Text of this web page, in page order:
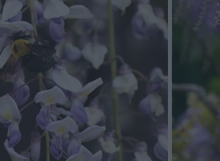
o czynności pielęgnacyjne.
porad i inspiracji, sprawdź także
- wymagania
wieloletnia roślina, której niebieska
Przy odpowiednim stanowisku i